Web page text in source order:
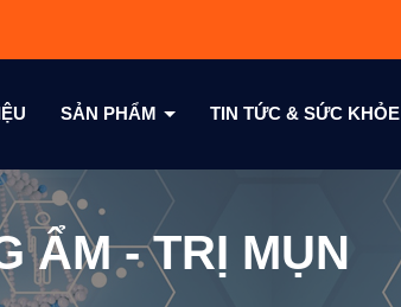
SẢN PHẨM TIN TỨC & SỨC KHỎE
ẨM - TRỊ MỤN